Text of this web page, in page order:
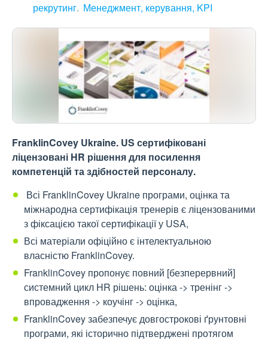
рекрутинг Менеджмент, керування, KPI
FranklinCovey Ukraine. US сертифіковані
ліцензовані HR рішення для посилення
компетенцій та здібностей персоналу.
Всі FranklinCovey Ukraine програми, оцінка та
міжнародна сертифікація тренерів є ліцензованими
з фіксацією такої сертифікації у USA,
Всі матеріали офіційно є інтелектуальною
власністю FranklinCovey.
FranklinCovey пропонує повний [безперервний]
системний цикл HR рішень: оцінка -> тренінг ->
впровадження -> коучінг -> оцінка,
FranklinCovey забезпечує довгострокові ґрунтовні
програми, які історично підтверджені протягом